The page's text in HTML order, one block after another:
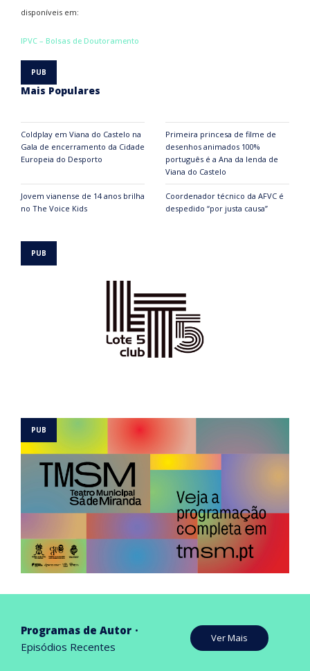
disponíveis em:
IPVC – Bolsas de Doutoramento
Mais Populares
Coldplay em Viana do Castelo na
Gala de encerramento da Cidade
Europeia do Desporto
Primeira princesa de filme de
desenhos animados 100%
português é a Ana da lenda de
Viana do Castelo
Jovem vianense de 14 anos brilha
no The Voice Kids
Coordenador técnico da AFVC é
despedido “por justa causa”
Programas de Autor
Episódios Recentes
Ver Mais